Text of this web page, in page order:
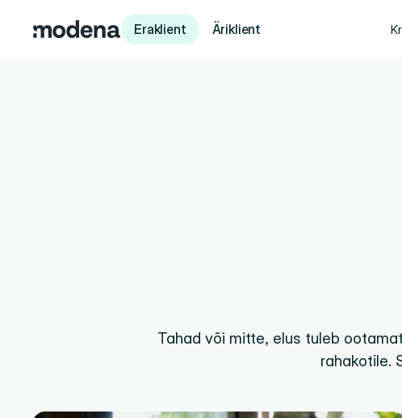
Eraklient Äriklient
Tahad või mitte, elus tuleb
rahakotile.